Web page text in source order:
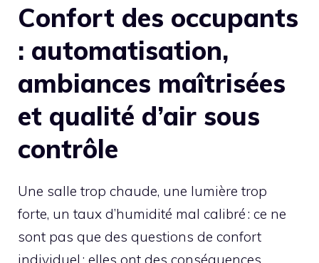
Confort des occupants
: automatisation,
ambiances maîtrisées
et qualité d’air sous
contrôle
Une salle trop chaude, une lumière trop
forte, un taux d’humidité mal calibré : ce ne
sont pas que des questions de confort
individuel : elles ont des conséquences